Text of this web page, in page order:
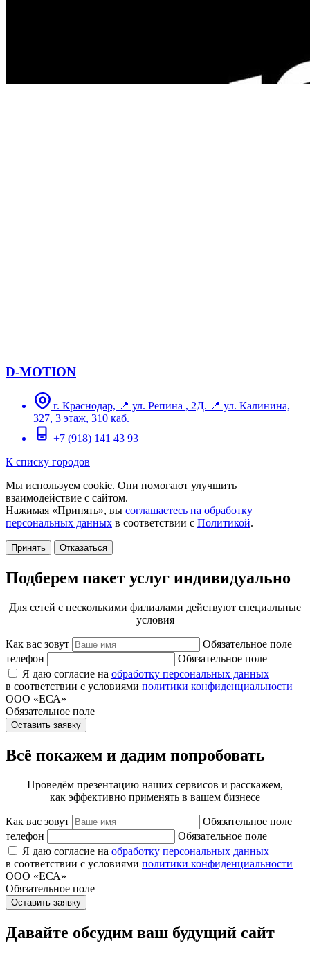
D-MOTION
г. Краснодар, 📍 ул. Репина , 2Д. 📍 ул. Калинина,
327, 3 этаж, 310 каб.
+7 (918) 141 43 93
К списку городов
Мы используем cookie. Они помогают улучшить
взаимодействие с сайтом.
Нажимая «Принять», вы соглашаетесь на обработку
персональных данных в соответствии с Политикой.
Принять Отказаться
Подберем пакет услуг индивидуально
Для сетей с несколькими филиалами действуют специальные
условия
Как вас зовут
Обязательное поле
телефон
Обязательное поле
Я даю согласие на обработку персональных данных
в соответствии с условиями политики конфиденциальности
ООО «ЕСА»
Обязательное поле
Оставить заявку
Всё покажем и дадим попробовать
Проведём презентацию наших сервисов и расскажем,
как эффективно применять в вашем бизнесе
Как вас зовут
Обязательное поле
телефон
Обязательное поле
Я даю согласие на обработку персональных данных
в соответствии с условиями политики конфиденциальности
ООО «ЕСА»
Обязательное поле
Оставить заявку
Давайте обсудим ваш будущий сайт